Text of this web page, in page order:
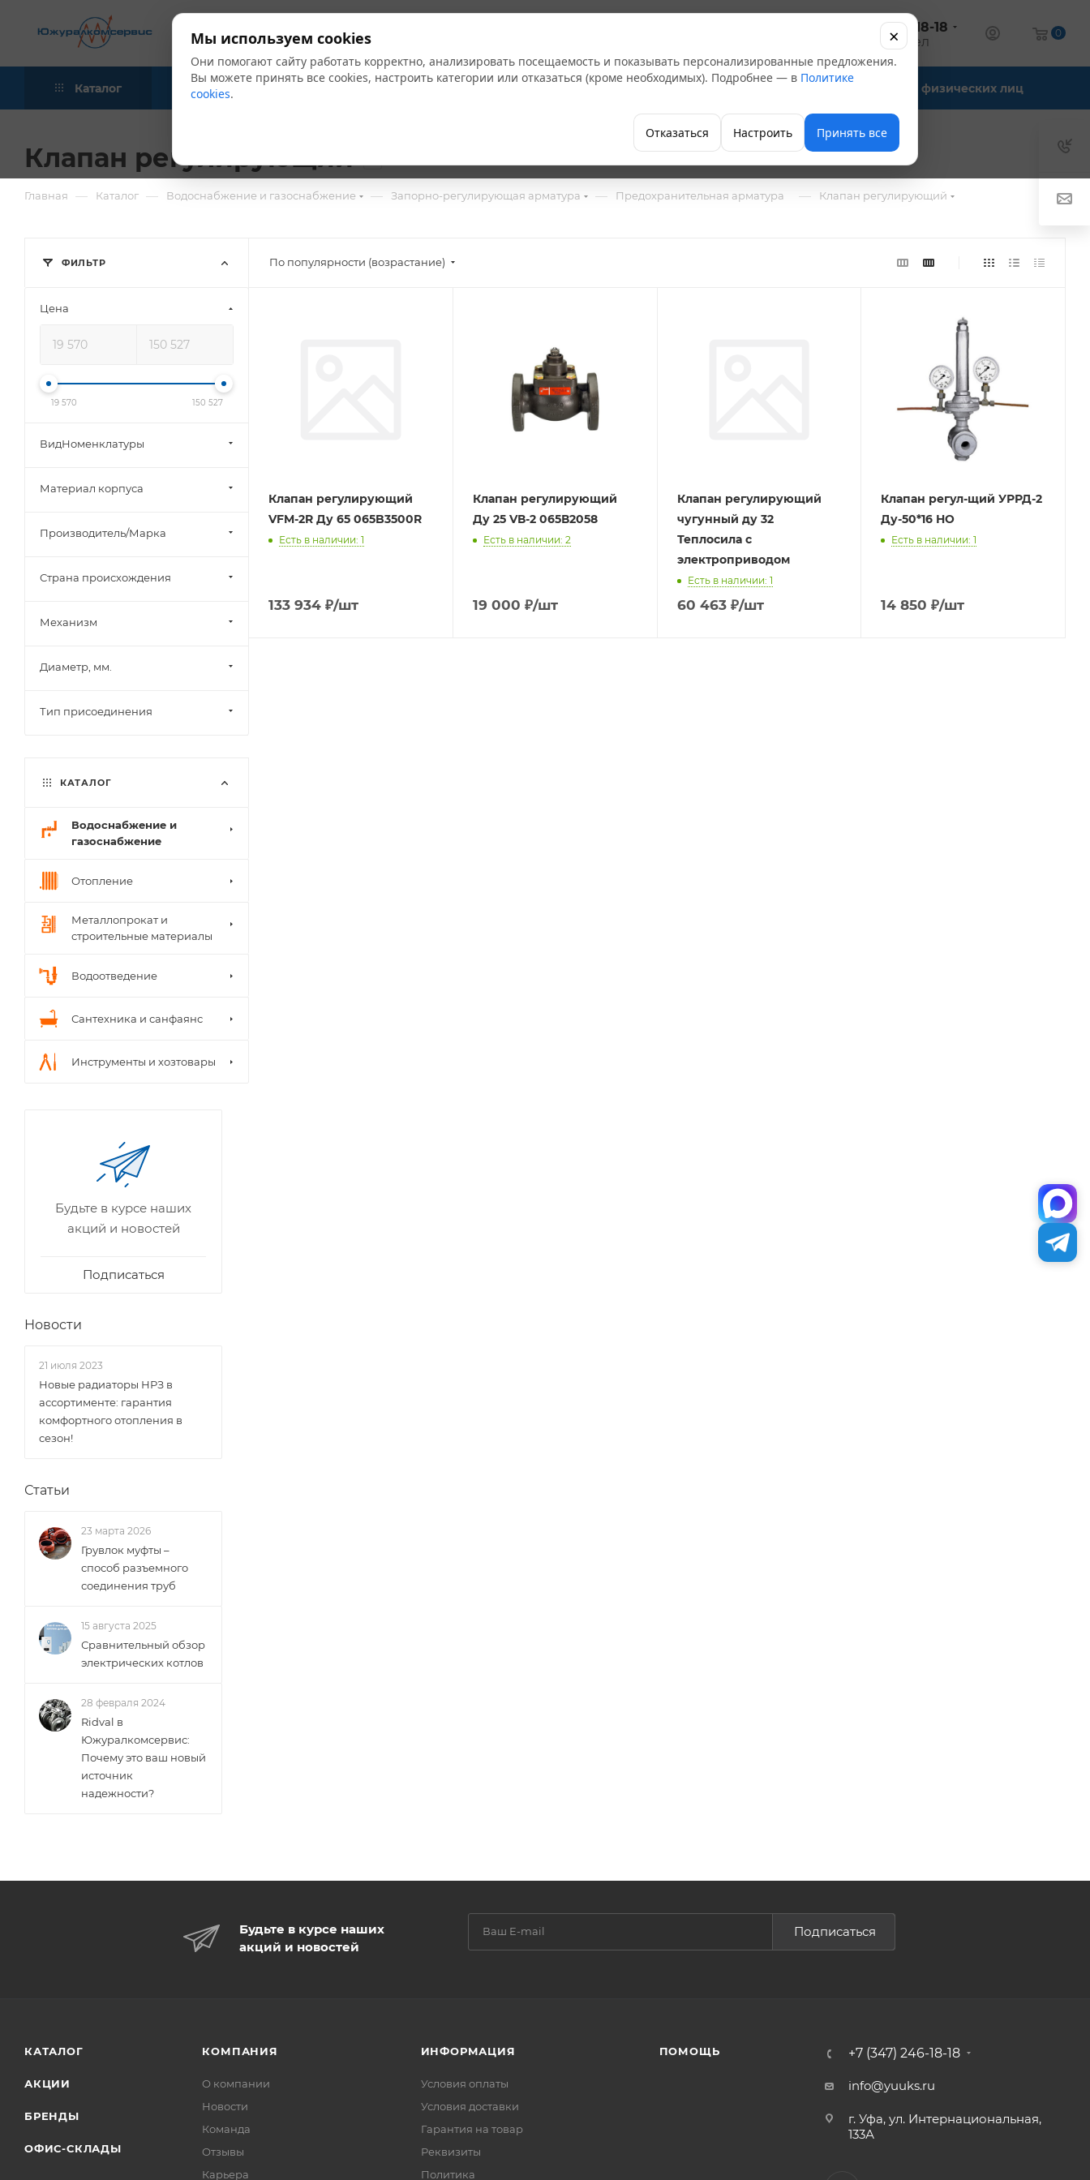
+7 (347) 246-18-18
оптовый отдел
0
Каталог Акции Бренды Компания Офис-склады Для физических лиц
Клапан регулирующий
Главная — Каталог — Водоснабжение и газоснабжение — Запорно-регулирующая арматура — Предохранительная арматура — Клапан регулирующий
По популярности (возрастание)
Клапан регулирующий
VFM-2R Ду 65 065B3500R
Есть в наличии: 1
133 934 ₽/шт
Клапан регулирующий
Ду 25 VВ-2 065В2058
Есть в наличии: 2
19 000 ₽/шт
Клапан регулирующий
чугунный ду 32
Теплосила с
электроприводом
Есть в наличии: 1
60 463₽/шт
Клапан регул-щий УРРД-2
Ду-50*16 НО
Есть в наличии: 1
14 850 ₽/шт
ФИЛЬТР
Цена
19 570 150 527
ВидНоменклатуры
Материал корпуса
Производитель/Марка
Страна происхождения
Механизм
Диаметр, мм.
Тип присоединения
КАТАЛОГ
Водоснабжение и
газоснабжение
Отопление
Металлопрокат и
строительные материалы
Водоотведение
Сантехника и санфаянс
Инструменты и хозтовары
Будьте в курсе наших
акций и новостей
Подписаться
Новости
21 июля 2023
Новые радиаторы НРЗ в
ассортименте: гарантия
комфортного отопления в
сезон!
Статьи
23 марта 2026
Грувлок муфты –
способ разъемного
соединения труб
15 августа 2025
Сравнительный обзор
электрических котлов
28 февраля 2024
Ridval в
Южуралкомсервис:
Почему это ваш новый
источник
надежности?
Будьте в курсе наших
акций и новостей
Подписаться
КАТАЛОГ
АКЦИИ
БРЕНДЫ
ОФИС-СКЛАДЫ
КОМПАНИЯ
О компании
Новости
Команда
Отзывы
Карьера
ИНФОРМАЦИЯ
Условия оплаты
Условия доставки
Гарантия на товар
Реквизиты
Политика
ПОМОЩЬ +7 (347) 246-18-18
info@yuuks.ru
г. Уфа, ул. Интернациональная,
133А
Мы используем cookies
Они помогают сайту работать корректно, анализировать посещаемость и показывать персонализированные предложения.
Вы можете принять все cookies, настроить категории или отказаться (кроме необходимых). Подробнее — в Политике
cookies.
Отказаться Настроить Принять все
×